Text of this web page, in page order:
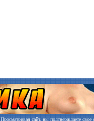
Просматривая сайт, вы подтверждаете